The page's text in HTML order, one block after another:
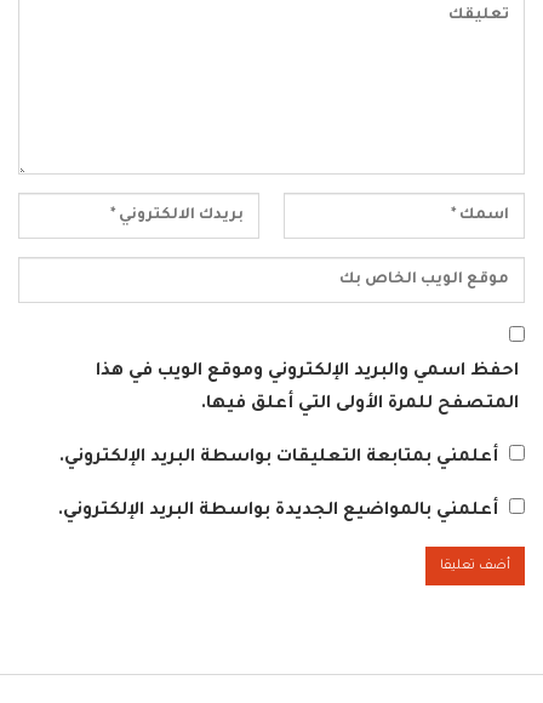
احفظ اسمي والبريد الإلكتروني وموقع الويب في هذا
المتصفح للمرة الأولى التي أعلق فيها.
أعلمني بمتابعة التعليقات بواسطة البريد الإلكتروني.
أعلمني بالمواضيع الجديدة بواسطة البريد الإلكتروني.